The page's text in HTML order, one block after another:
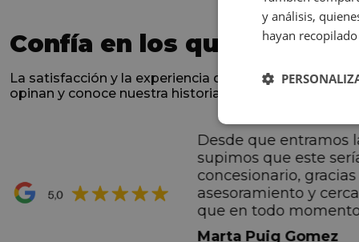
Confía en los que nos han
La satisfacción y la experiencia de los clientes es
opinan y conoce nuestra historia.
premio de su vida.
por todo.
Desde que entramos
supimos que este
concesionario, gracias
asesoramiento y
que en todo
informando de forma
Marta Puig Gomez
y análisis,
hayan